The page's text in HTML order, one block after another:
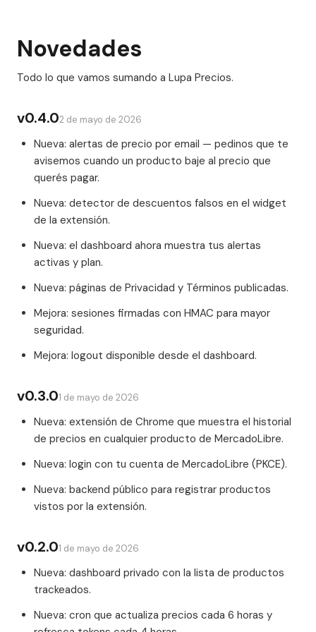
Novedades
Todo lo que vamos sumando a Lupa Precios.
v0.4.02 de mayo de 2026
Nueva: alertas de precio por email — pedinos que te
avisemos cuando un producto baje al precio que
querés pagar.
Nueva: detector de descuentos falsos en el widget
de la extensión.
Nueva: el dashboard ahora muestra tus alertas
activas y plan.
Nueva: páginas de Privacidad y Términos publicadas.
Mejora: sesiones firmadas con HMAC para mayor
seguridad.
Mejora: logout disponible desde el dashboard.
v0.3.01 de mayo de 2026
Nueva: extensión de Chrome que muestra el historial
de precios en cualquier producto de MercadoLibre.
Nueva: login con tu cuenta de MercadoLibre (PKCE).
Nueva: backend público para registrar productos
vistos por la extensión.
v0.2.01 de mayo de 2026
Nueva: dashboard privado con la lista de productos
trackeados.
Nueva: cron que actualiza precios cada 6 horas y